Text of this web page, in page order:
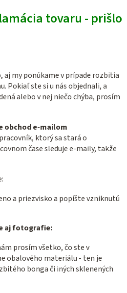
tovaru - prišlo
aj my ponúkame v prípade rozbitia
Pokiaľ ste si u nás objednali, a
alebo v nej niečo chýba, prosím
obchod e-mailom
ktorý sa stará o
čase sleduje e-maily, takže
a priezvisko a popíšte vzniknutú
aj fotografie:
prosím všetko, čo ste v
obalového materiálu - ten je
bonga či iných sklenených